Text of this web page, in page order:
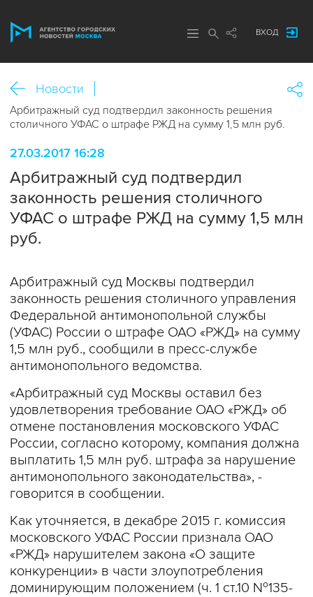
ВХОД
Новости
Арбитражный суд подтвердил законность решения
столичного УФАС о штрафе РЖД на сумму 1,5 млн руб.
27.03.2017 16:28
Арбитражный суд подтвердил
законность решения столичного
УФАС о штрафе РЖД на сумму 1,5 млн
руб.
Арбитражный суд Москвы подтвердил
законность решения столичного управления
Федеральной антимонопольной службы
(УФАС) России о штрафе ОАО «РЖД» на сумму
1,5 млн руб., сообщили в пресс-службе
антимонопольного ведомства.
«Арбитражный суд Москвы оставил без
удовлетворения требование ОАО «РЖД» об
отмене постановления московского УФАС
России, согласно которому, компания должна
выплатить 1,5 млн руб. штрафа за нарушение
антимонопольного законодательства», -
говорится в сообщении.
Как уточняется, в декабре 2015 г. комиссия
московского УФАС России признала ОАО
«РЖД» нарушителем закона «О защите
конкуренции» в части злоупотребления
доминирующим положением (ч. 1 ст.10 №135-